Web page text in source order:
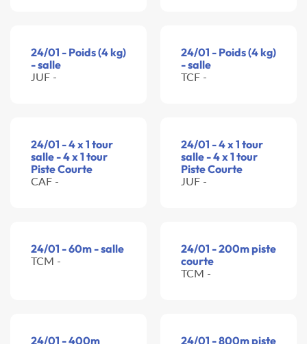
24/01 - Poids (4 kg)
- salle
JUF -
24/01 - Poids (4 kg)
- salle
TCF -
24/01 - 4 x 1 tour
salle - 4 x 1 tour
Piste Courte
CAF -
24/01 - 4 x 1 tour
salle - 4 x 1 tour
Piste Courte
JUF -
24/01 - 60m - salle
TCM -
24/01 - 200m piste
courte
TCM -
24/01 - 400m 24/01 - 800m piste